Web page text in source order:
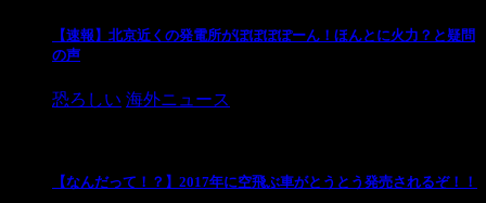
【速報】北京近くの発電所がぽぽぽぽーん！ほんとに火力？と疑問
の声
恐ろしい 海外ニュース
【なんだって！？】2017年に空飛ぶ車がとうとう発売されるぞ！！